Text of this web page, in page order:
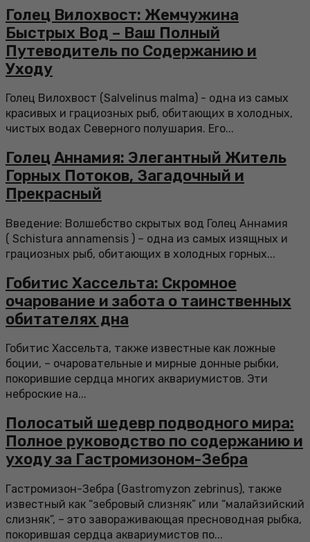
Голец Вилохвост: Жемчужина
Быстрых Вод – Ваш Полный
Путеводитель по Содержанию и
Уходу
Голец Вилохвост (Salvelinus malma) - одна из самых
красивых и грациозных рыб, обитающих в холодных,
чистых водах Северного полушария. Его...
Голец Аннамия: Элегантный Житель
Горных Потоков, Загадочный и
Прекрасный
Введение: Волшебство скрытых вод Голец Аннамия
( Schistura annamensis ) – одна из самых изящных и
грациозных рыб, обитающих в холодных горных...
Гобитис Хассельта: Скромное
очарование и забота о таинственных
обитателях дна
Гобитис Хассельта, также известные как ложные
боции, – очаровательные и мирные донные рыбки,
покорившие сердца многих аквариумистов. Эти
неброские на...
Полосатый шедевр подводного мира:
Полное руководство по содержанию и
уходу за Гастромизоном-Зебра
Гастромизон-Зебра (Gastromyzon zebrinus), также
известный как “зебровый слизняк” или “малайзийский
слизняк”, – это завораживающая пресноводная рыбка,
покорившая сердца аквариумистов по...